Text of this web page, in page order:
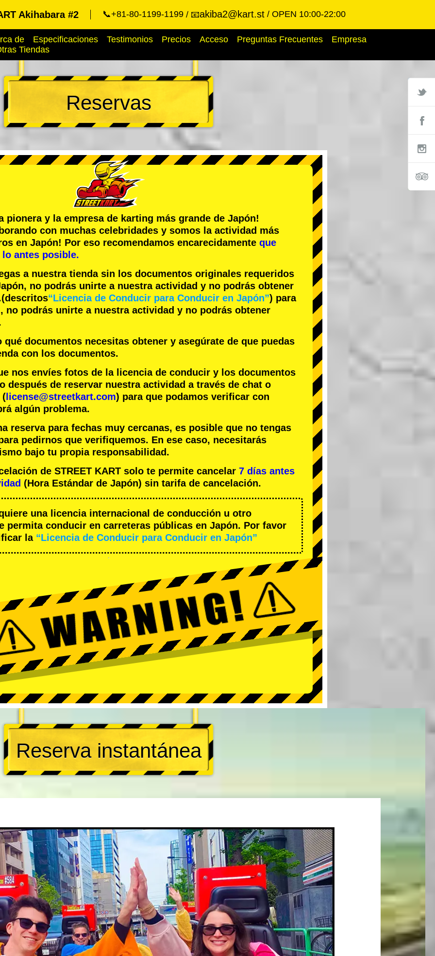
Akihabara #2 📞+81-80-1199-1199 📧akiba2@kart.st OPEN 10:00-22:00
de Especificaciones Testimonios Precios Acceso Preguntas Frecuentes
Empresa
Tiendas
Reservas
pioneray la empresa de karting más grande de Japón!
con muchas celebridades y somos la actividad más
en Japón! Por eso recomendamos encarecidamente que
lo antes posible.
a nuestra tienda sin los documentos originales requeridos
no podrás unirte a nuestra actividad y no podrás obtener
(descritos“Licencia de Conducir para Conducir en Japón”) para
no podrás unirte a nuestra actividad y no podrás obtener
qué documentos necesitas obtener y asegúrate de que puedas
con los documentos.
nos envíes fotos de la licencia de conducir y los documentos
después de reservar nuestra actividad a través de chat o
( license@streetkart.com) para que podamos verificar con
algún problema.
reserva para fechas muy cercanas, es posible que no tengas
pedirnos que verifiquemos. En ese caso, necesitarás
bajo tu propia responsabilidad.
de STREET KART solo te permite cancelar 7 días antes
(Hora Estándar de Japón) sin tarifa de cancelación.
una licencia internacional de conducción u otro
permita conducir en carreteras públicas en Japón. Por favor
la “Licencia de Conducir para Conducir en Japón”
Reserva instantánea